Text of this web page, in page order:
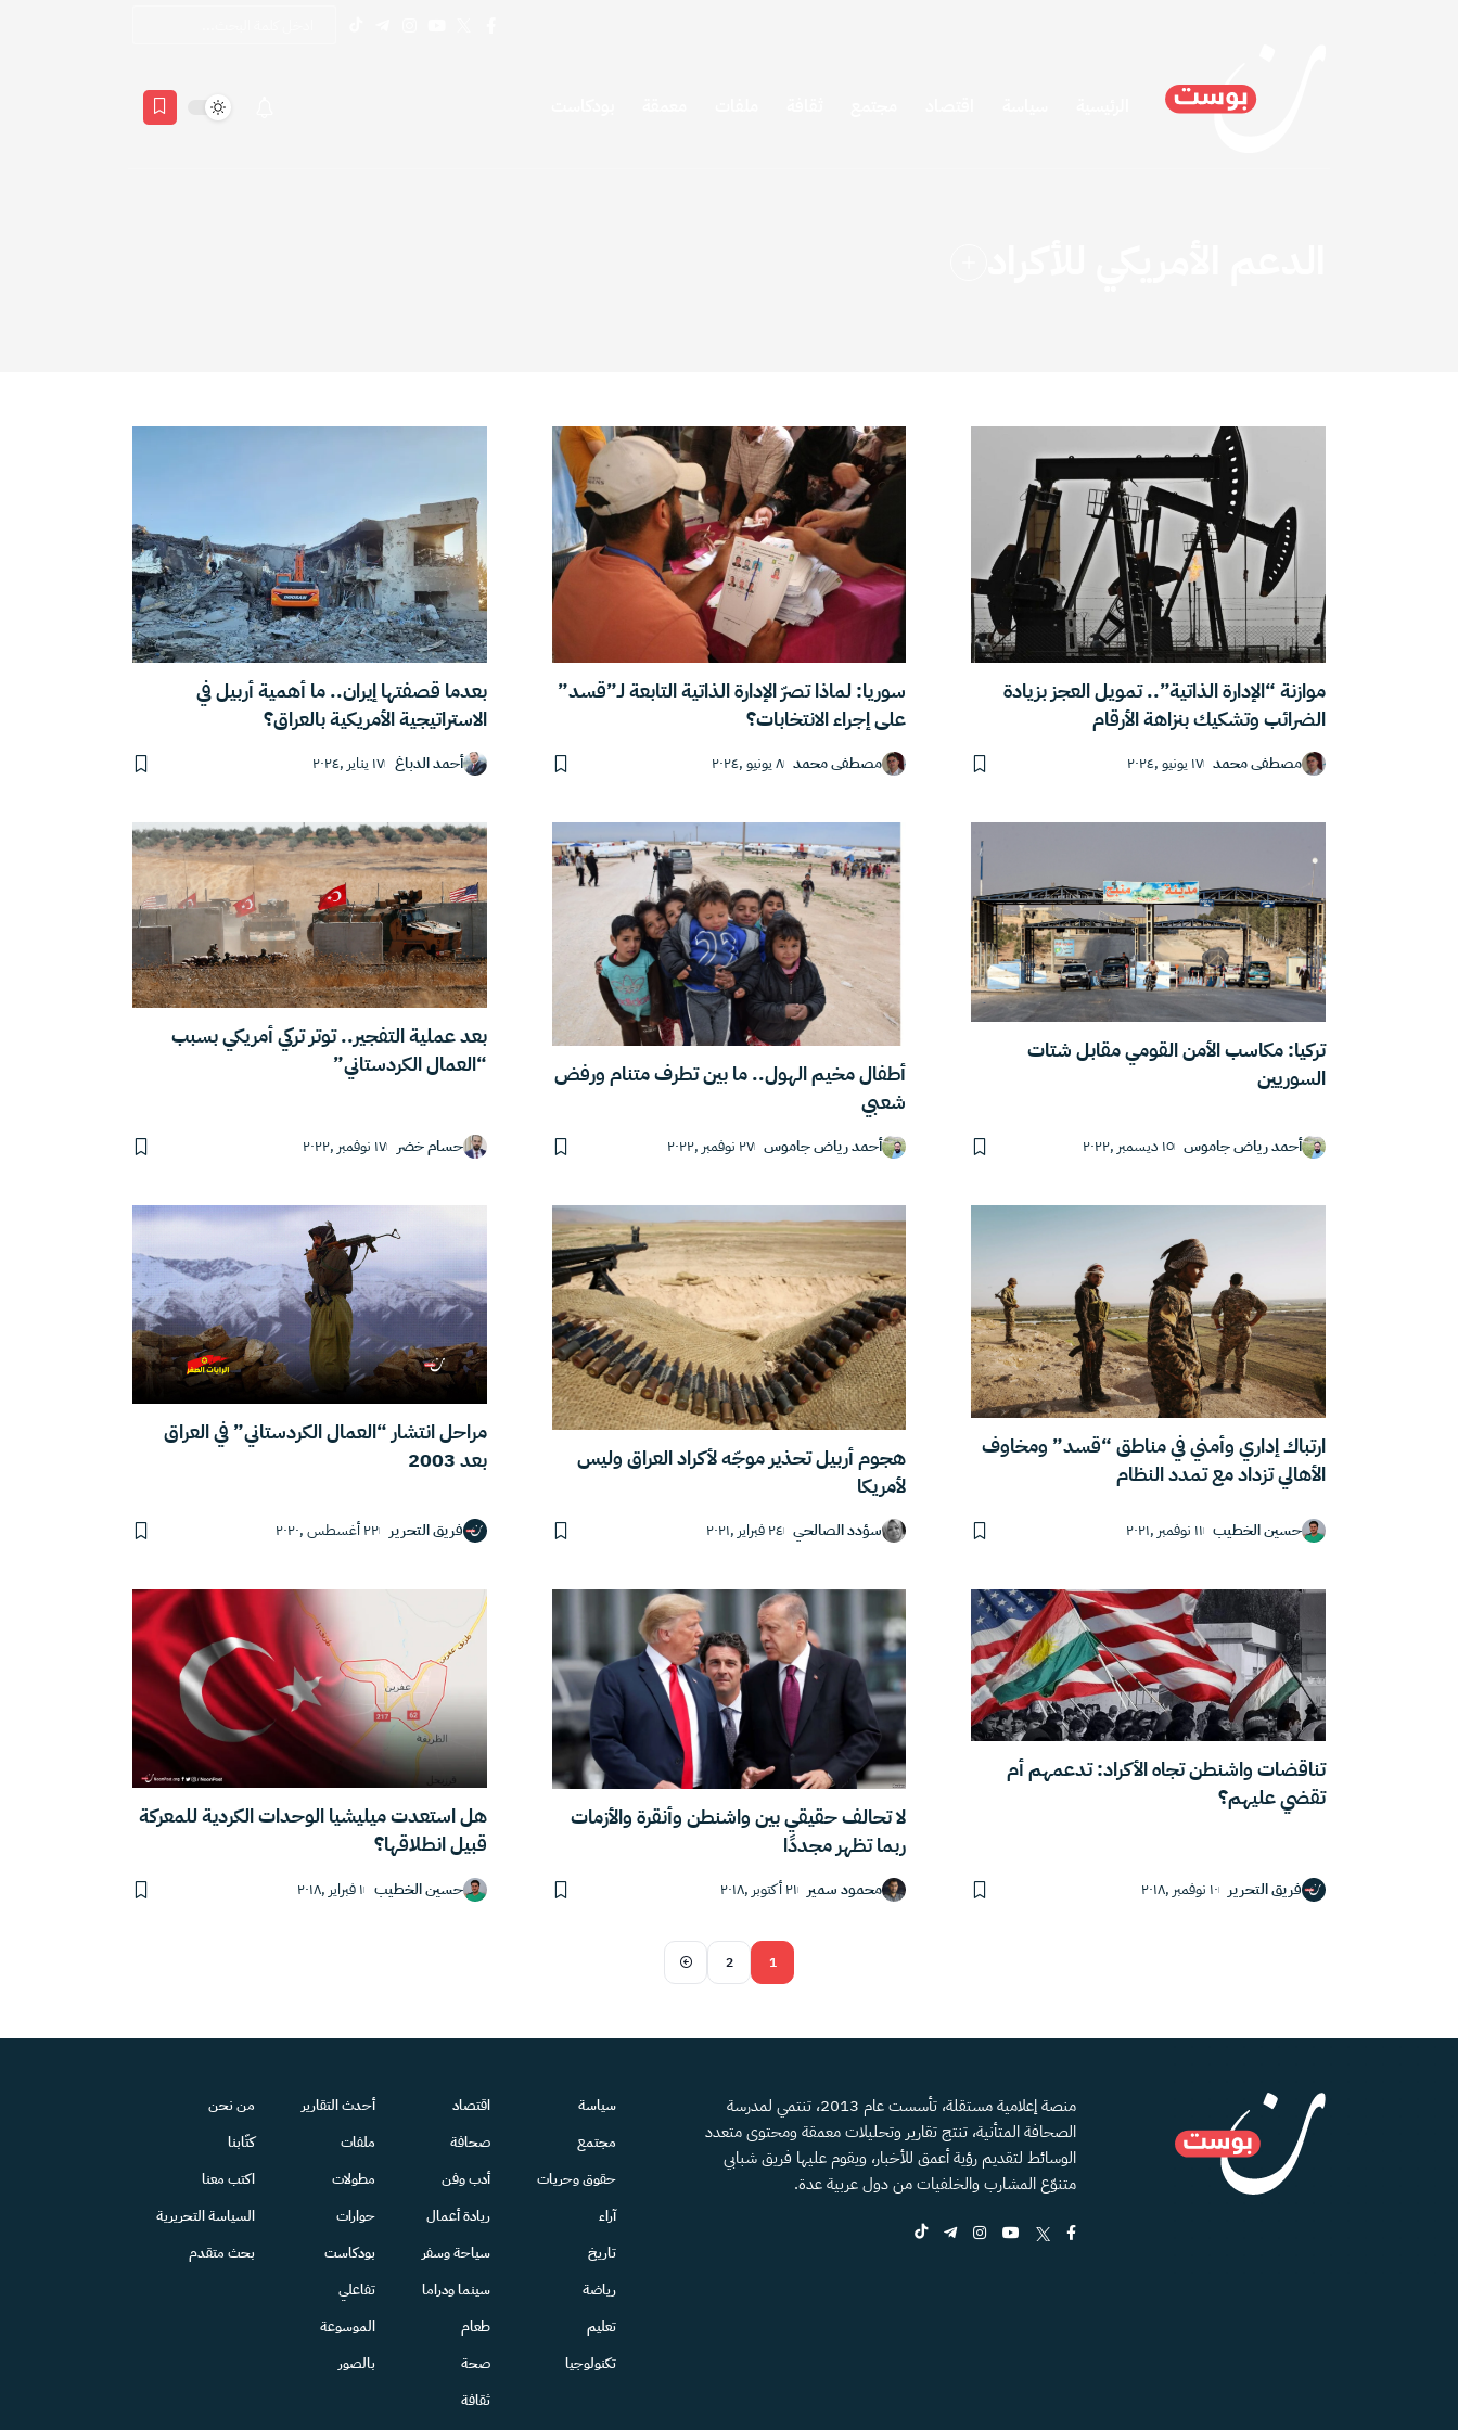
موازنة “الإدارة الذاتية”.. تمويل العجز بزيادة
الضرائب وتشكيك بنزاهة الأرقام
مصطفى محمد ١٧ يونيو ,٢٠٢٤
سوريا: لماذا تصرّ الإدارة الذاتية التابعة لـ”قسد”
على إجراء الانتخابات؟
مصطفى محمد ٨ يونيو ,٢٠٢٤
بعدما قصفتها إيران.. ما أهمية أربيل في
الاستراتيجية الأمريكية بالعراق؟
أحمد الدباغ ١٧ يناير ,٢٠٢٤
تركيا: مكاسب الأمن القومي مقابل شتات
السوريين
أحمد رياض جاموس ١٥ ديسمبر ,٢٠٢٢
أطفال مخيم الهول.. ما بين تطرف متنام ورفض
شعبي
أحمد رياض جاموس ٢٧ نوفمبر ,٢٠٢٢
بعد عملية التفجير.. توتر تركي أمريكي بسبب
“العمال الكردستاني”
حسام خضر ١٧ نوفمبر ,٢٠٢٢
ارتباك إداري وأمني في مناطق “قسد” ومخاوف
الأهالي تزداد مع تمدد النظام
حسين الخطيب ١١ نوفمبر ,٢٠٢١
هجوم أربيل تحذير موجّه لأكراد العراق وليس
لأمريكا
سؤدد الصالحي ٢٤ فبراير ,٢٠٢١
مراحل انتشار “العمال الكردستاني” في العراق
بعد 2003
فريق التحرير ٢٢ أغسطس ,٢٠٢٠
تناقضات واشنطن تجاه الأكراد: تدعمهم أم
تقضي عليهم؟
فريق التحرير ١٠ نوفمبر ,٢٠١٨
لا تحالف حقيقي بين واشنطن وأنقرة والأزمات
ربما تظهر مجددًا
محمود سمير ٢١ أكتوبر ,٢٠١٨
هل استعدت ميليشيا الوحدات الكردية للمعركة
قبيل انطلاقها؟
حسين الخطيب ١ فبراير ,٢٠١٨
1
2
منصة إعلامية مستقلة، تأسست عام 2013، تنتمي لمدرسة
الصحافة المتأنية، تنتج تقارير وتحليلات معمقة ومحتوى متعدد
الوسائط لتقديم رؤية أعمق للأخبار، ويقوم عليها فريق شبابي
متنوّع المشارب والخلفيات من دول عربية عدة.
سياسة
مجتمع
حقوق وحريات
آراء
تاريخ
رياضة
تعليم
تكنولوجيا
اقتصاد
صحافة
أدب وفن
ريادة أعمال
سياحة وسفر
سينما ودراما
طعام
صحة
ثقافة
أحدث التقارير
ملفات
مطولات
حوارات
بودكاست
تفاعلي
الموسوعة
بالصور
من نحن
كتّابنا
اكتب معنا
السياسة التحريرية
بحث متقدم